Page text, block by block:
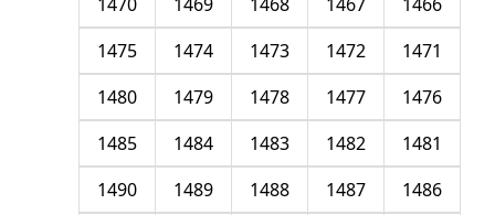
1471
1472
1473
1474
1475
1476
1477
1478
1479
1480
1481
1482
1483
1484
1485
1486
1487
1488
1489
1490